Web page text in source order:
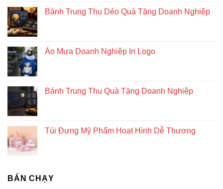
Bánh Trung Thu Dẻo Quà Tặng Doanh Nghiệp
Áo Mưa Doanh Nghiệp In Logo
Bánh Trung Thu Quà Tặng Doanh Nghiệp
Túi Đựng Mỹ Phẩm Hoạt Hình Dễ Thương
BÁN CHẠY